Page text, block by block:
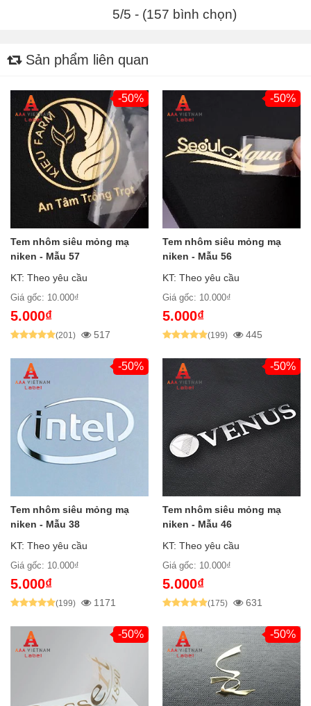
5/5 - (157 bình chọn)
Sản phẩm liên quan
-50%
Tem nhôm siêu mỏng mạ
niken - Mẫu 57
KT: Theo yêu cầu
Giá gốc: 10.000₫
5.000₫
(201) 517
-50%
Tem nhôm siêu mỏng mạ
niken - Mẫu 56
KT: Theo yêu cầu
Giá gốc: 10.000₫
5.000₫
(199) 445
-50%
Tem nhôm siêu mỏng mạ
niken - Mẫu 38
KT: Theo yêu cầu
Giá gốc: 10.000₫
5.000₫
(199) 1171
-50%
Tem nhôm siêu mỏng mạ
niken - Mẫu 46
KT: Theo yêu cầu
Giá gốc: 10.000₫
5.000₫
(175) 631
-50% -50%